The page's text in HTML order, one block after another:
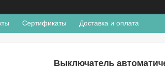
Сертификаты Доставка и оплата
Выключатель